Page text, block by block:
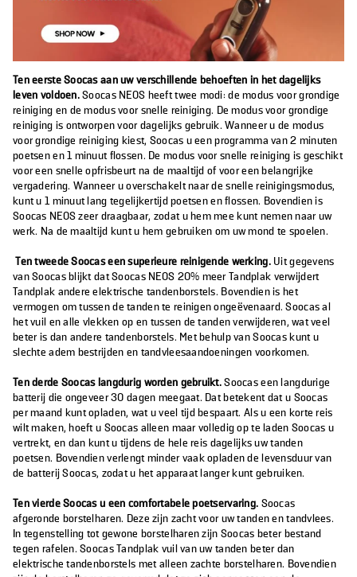
Ten eerste Soocas aan uw verschillende behoeften in het dagelijks
leven voldoen.Soocas NEOS heeft twee modi: de modus voor grondige
reiniging en de modus voor snelle reiniging. De modus voor grondige
reiniging is ontworpen voor dagelijks gebruik. Wanneer u de modus
voor grondige reiniging kiest, Soocas u een programma van 2 minuten
poetsen en 1 minuut flossen. De modus voor snelle reiniging is geschikt
voor een snelle opfrisbeurt na de maaltijd of voor een belangrijke
vergadering. Wanneer u overschakelt naar de snelle reinigingsmodus,
kunt u 1 minuut lang tegelijkertijd poetsen en flossen. Bovendien is
Soocas NEOS zeer draagbaar, zodat u hem mee kunt nemen naar uw
werk. Na de maaltijd kunt u hem gebruiken om uw mond te spoelen.
Ten tweede Soocas een superieure reinigende werking.Uit gegevens
van Soocas blijkt dat Soocas NEOS 20% meer Tandplak verwijdert
Tandplak andere elektrische tandenborstels. Bovendien is het
vermogen om tussen de tanden te reinigen ongeëvenaard. Soocas al
het vuil en alle vlekken op en tussen de tanden verwijderen, wat veel
beter is dan andere tandenborstels. Met behulp van Soocas kunt u
slechte adem bestrijden en tandvleesaandoeningen voorkomen.
Ten derde Soocas langdurig worden gebruikt.Soocas een langdurige
batterij die ongeveer 30 dagen meegaat. Dat betekent dat u Soocas
per maand kunt opladen, wat u veel tijd bespaart. Als u een korte reis
wilt maken, hoeft u Soocas alleen maar volledig op te laden Soocas u
vertrekt, en dan kunt u tijdens de hele reis dagelijks uw tanden
poetsen. Bovendien verlengt minder vaak opladen de levensduur van
de batterij Soocas, zodat u het apparaat langer kunt gebruiken.
Ten vierde Soocas u een comfortabele poetservaring. Soocas
afgeronde borstelharen. Deze zijn zacht voor uw tanden en tandvlees.
In tegenstelling tot gewone borstelharen zijn Soocas beter bestand
tegen rafelen. Soocas Tandplak vuil van uw tanden beter dan
elektrische tandenborstels met alleen zachte borstelharen. Bovendien